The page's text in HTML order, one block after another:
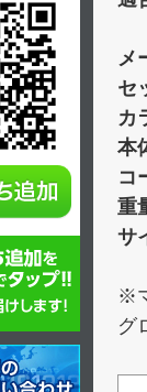
メ
セ
カ
本
コ
重
サ
※
グ